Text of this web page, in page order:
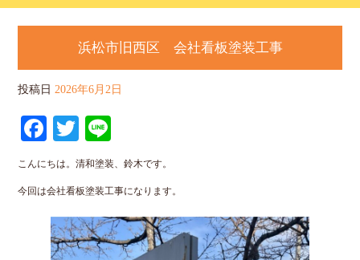
浜松市旧西区 会社看板塗装工事
投稿日 2026年6月2日
Facebook
Twitter
こんにちは。清和塗装、鈴木です。
今回は会社看板塗装工事になります。